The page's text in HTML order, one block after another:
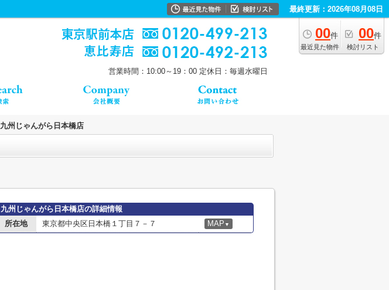
最終更新：2026年08月08日
00件
最近見た物件
00件
検討リスト
営業時間：10:00～19：00 定休日：毎週水曜日
九州じゃんがら日本橋店
九州じゃんがら日本橋店の詳細情報
所在地
東京都中央区日本橋１丁目７－７ MAP ▼